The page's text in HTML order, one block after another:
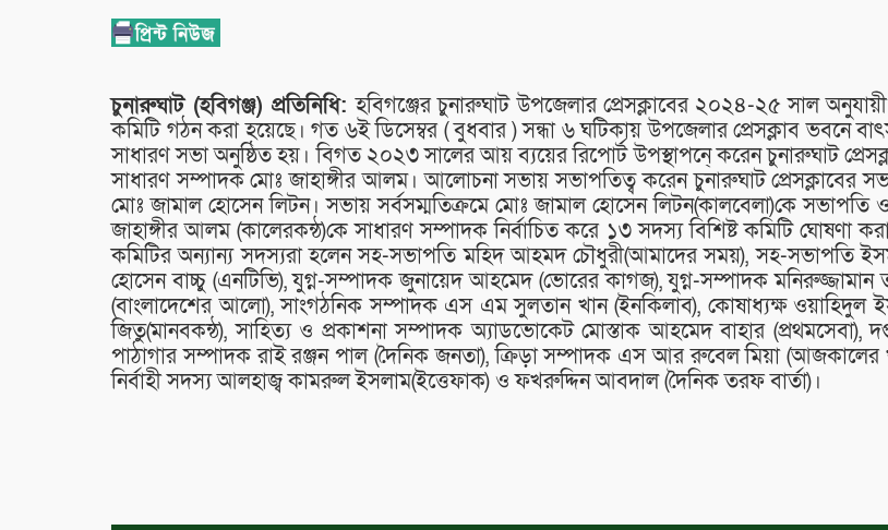
চুনারুঘাট (হবিগঞ্জ) প্রতিনিধি:হবিগঞ্জের চুনারুঘাট উপজেলার প্রেসক্লাবের ২০২৪-২৫ সাল
কমিটি গঠন করা হয়েছে। গত ৬ই ডিসেম্বর ( বুধবার ) সন্ধা ৬ ঘটিকায় উপজেলার প্রেসক্লাব ভবনে
সাধারণ সভা অনুষ্ঠিত হয়। বিগত ২০২৩ সালের আয় ব্যয়ের রিপোর্ট উপস্থাপনে্ করেন চুনারুঘাট
সাধারণ সম্পাদক মোঃ জাহাঙ্গীর আলম। আলোচনা সভায় সভাপতিত্ব করেন চুনারুঘাট প্রেসক্লাবের
মোঃ জামাল হোসেন লিটন। সভায় সর্বসম্মতিক্রমে মোঃ জামাল হোসেন লিটন(কালবেলা)কে সভাপতি
জাহাঙ্গীর আলম (কালেরকন্ঠ)কে সাধারণ সম্পাদক নির্বাচিত করে ১৩ সদস্য বিশিষ্ট কমিটি ঘোষণা
কমিটির অন্যান্য সদস্যরা হলেন সহ-সভাপতি মহিদ আহমদ চৌধুরী(আমাদের সময়), সহ-সভাপতি
হোসেন বাচ্চু (এনটিভি), যুগ্ন-সম্পাদক জুনায়েদ আহমেদ (ভোরের কাগজ), যুগ্ন-সম্পাদক মনিরুজ্জামান
(বাংলাদেশের আলো), সাংগঠনিক সম্পাদক এস এম সুলতান খান (ইনকিলাব), কোষাধ্যক্ষ ওয়াহিদুল
জিতু(মানবকন্ঠ), সাহিত্য ও প্রকাশনা সম্পাদক অ্যাডভোকেট মোস্তাক আহমেদ বাহার (প্রথমসেবা),
পাঠাগার সম্পাদক রাই রঞ্জন পাল (দৈনিক জনতা), ক্রিড়া সম্পাদক এস আর রুবেল মিয়া (আজকালের
নির্বাহী সদস্য আলহাজ্ব কামরুল ইসলাম(ইত্তেফাক) ও ফখরুদ্দিন আবদাল (দৈনিক তরফ বার্তা)।